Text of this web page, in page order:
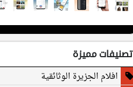
تصنيفات مميزة
افلام الجزيرة الوثائقية